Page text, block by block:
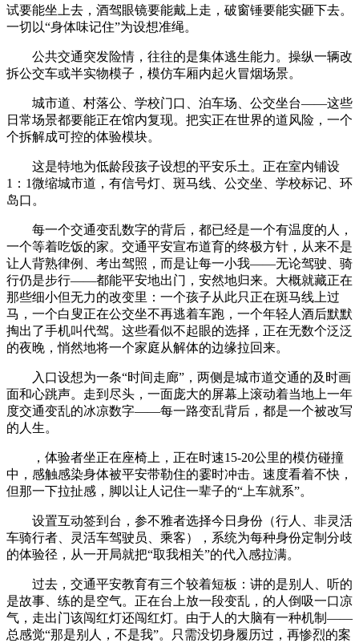
试要能坐上去，酒驾眼镜要能戴上走，破窗锤要能实砸下去。
一切以“身体味记住”为设想准绳。
公共交通突发险情，往往的是集体逃生能力。操纵一辆改
拆公交车或半实物模子，模仿车厢内起火冒烟场景。
城市道、村落公、学校门口、泊车场、公交坐台——这些
日常场景都要能正在馆内复现。把实正在世界的道风险，一个
个拆解成可控的体验模块。
这是特地为低龄段孩子设想的平安乐土。正在室内铺设
1：1微缩城市道，有信号灯、斑马线、公交坐、学校标记、环
岛口。
每一个交通变乱数字的背后，都已经是一个有温度的人，
一个等着吃饭的家。交通平安宣布道育的终极方针，从来不是
让人背熟律例、考出驾照，而是让每一小我——无论驾驶、骑
行仍是步行——都能平安地出门，安然地归来。大概就藏正在
那些细小但无力的改变里：一个孩子从此只正在斑马线上过
马，一个白叟正在公交坐不再逃着车跑，一个年轻人酒后默默
掏出了手机叫代驾。这些看似不起眼的选择，正在无数个泛泛
的夜晚，悄然地将一个家庭从解体的边缘拉回来。
入口设想为一条“时间走廊”，两侧是城市道交通的及时画
面和心跳声。走到尽头，一面庞大的屏幕上滚动着当地上一年
度交通变乱的冰凉数字——每一路变乱背后，都是一个被改写
的人生。
，体验者坐正在座椅上，正在时速15-20公里的模仿碰撞
中，感触感染身体被平安带勒住的霎时冲击。速度看着不快，
但那一下拉扯感，脚以让人记住一辈子的“上车就系”。
设置互动签到台，参不雅者选择今日身份（行人、非灵活
车骑行者、灵活车驾驶员、乘客），系统为每种身份定制分歧
的体验径，从一开局就把“取我相关”的代入感拉满。
过去，交通平安教育有三个较着短板：讲的是别人、听的
是故事、练的是空气。正在台上放一段变乱，的人倒吸一口凉
气，走出门该闯红灯还闯红灯。由于人的大脑有一种机制——
总感觉“那是别人，不是我”。只需没切身履历过，再惨烈的案